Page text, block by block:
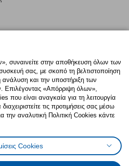
PinterestTwitter
ψηφιακής προσβασιμότητας
cookiesΌροι Χρήσης
Προσωπικών Δεδομένων
συναινείτε στην αποθήκευση όλων των
σας, με σκοπό τη βελτιστοποίηση
ανάλυση και την υποστήριξη των
Επιλέγοντας «Απόρριψη όλων»,
που είναι αναγκαία για τη λειτουργία
τις προτιμήσεις σας μέσω
αναλυτική Πολιτική Cookies κάντε
Cookies